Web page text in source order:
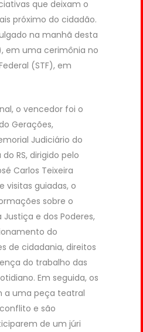
que deixam o
próximo do cidadão.
na manhã desta
em uma cerimônia no
(STF), em
o vencedor foi o
Gerações,
Judiciário do
RS, dirigido pelo
Carlos Teixeira
visitas guiadas, o
sobre o
e dos Poderes,
do
de cidadania, direitos
do trabalho das
Em seguida, os
a uma peça teatral
e são
de um júri